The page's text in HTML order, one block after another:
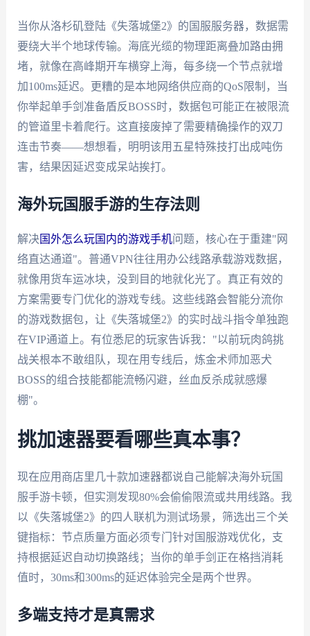
当你从洛杉矶登陆《失落城堡2》的国服服务器，数据需
要绕大半个地球传输。海底光缆的物理距离叠加路由拥
堵，就像在高峰期开车横穿上海，每多绕一个节点就增
加100ms延迟。更糟的是本地网络供应商的QoS限制，当
你举起单手剑准备盾反BOSS时，数据包可能正在被限流
的管道里卡着爬行。这直接废掉了需要精确操作的双刀
连击节奏——想想看，明明该用五星特殊技打出成吨伤
害，结果因延迟变成呆站挨打。
海外玩国服手游的生存法则
解决国外怎么玩国内的游戏手机问题，核心在于重建"网
络直达通道"。普通VPN往往用办公线路承载游戏数据，
就像用货车运冰块，没到目的地就化光了。真正有效的
方案需要专门优化的游戏专线。这些线路会智能分流你
的游戏数据包，让《失落城堡2》的实时战斗指令单独跑
在VIP通道上。有位悉尼的玩家告诉我："以前玩肉鸽挑
战关根本不敢组队，现在用专线后，炼金术师加恶犬
BOSS的组合技能都能流畅闪避，丝血反杀成就感爆
棚"。
挑加速器要看哪些真本事？
现在应用商店里几十款加速器都说自己能解决海外玩国
服手游卡顿，但实测发现80%会偷偷限流或共用线路。我
以《失落城堡2》的四人联机为测试场景，筛选出三个关
键指标：节点质量方面必须专门针对国服游戏优化，支
持根据延迟自动切换路线；当你的单手剑正在格挡消耗
值时，30ms和300ms的延迟体验完全是两个世界。
多端支持才是真需求